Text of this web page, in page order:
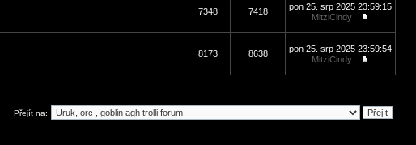
7348 7418
pon 25. srp 2025 23:59:15
MitziCindy
8173 8638
pon 25. srp 2025 23:59:54
MitziCindy
Přejít na: